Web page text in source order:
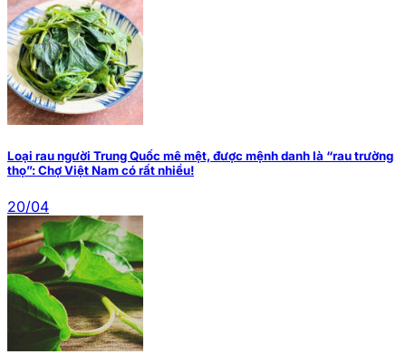
Loại rau người Trung Quốc mê mệt, được mệnh danh là “rau trường
thọ”: Chợ Việt Nam có rất nhiều!
20/04